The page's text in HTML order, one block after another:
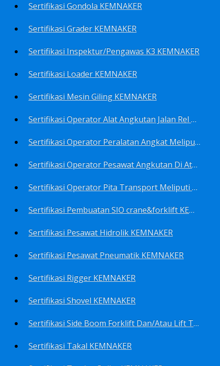
Sertifikasi Gondola KEMNAKER
Sertifikasi Grader KEMNAKER
Sertifikasi Inspektur/Pengawas K3 KEMNAKER
Sertifikasi Loader KEMNAKER
Sertifikasi Mesin Giling KEMNAKER
Sertifikasi Operator Alat Angkutan Jalan Rel Meliputi Operator Lokomotif Dan Lori KEMNAKER
Sertifikasi Operator Peralatan Angkat Meliputi Operator Dongkrak Mekanik (Lier) KEMNAKER
Sertifikasi Operator Pesawat Angkutan Di Atas Landasan Dan Di Atas Permukaan Meliputi Antara Lain Operator: Dump Truk KEMNAKER
Sertifikasi Operator Pita Transport Meliputi Operator Eskalator KEMNAKER
Sertifikasi Pembuatan SIO crane&forklift KEMNAKER
Sertifikasi Pesawat Hidrolik KEMNAKER
Sertifikasi Pesawat Pneumatik KEMNAKER
Sertifikasi Rigger KEMNAKER
Sertifikasi Shovel KEMNAKER
Sertifikasi Side Boom Forklift Dan/Atau Lift Truk KEMNAKER
Sertifikasi Takal KEMNAKER